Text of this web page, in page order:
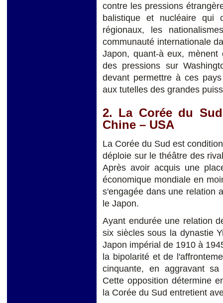
contre les pressions
balistique et nucléaire qui
régionaux, les
communauté internationale
Japon, quant-à eux, mènent
des pressions sur
devant permettre à ces
aux tutelles des grandes
2. La Corée du
Chine – USA
La Corée du Sud est
déploie sur le théâtre des
Après avoir acquis une
économique mondiale en
s'engagée dans une relation
le Japon.
Ayant endurée une relation
six siècles sous la dynastie
Japon impérial de 1910 à
la bipolarité et de
cinquante, en aggravant
Cette opposition détermine
la Corée du Sud entretient